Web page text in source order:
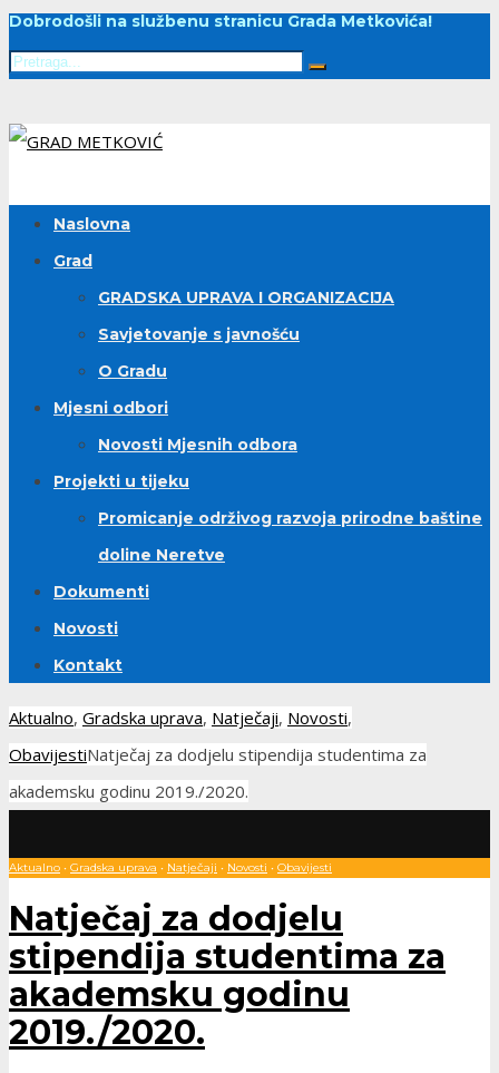
Dobrodošli na službenu stranicu Grada Metkovića!
Naslovna
Grad
GRADSKA UPRAVA I ORGANIZACIJA
Savjetovanje s javnošću
O Gradu
Mjesni odbori
Novosti Mjesnih odbora
Projekti u tijeku
Promicanje održivog razvoja prirodne baštine
doline Neretve
Dokumenti
Novosti
Kontakt
Aktualno, Gradska uprava, Natječaji, Novosti,
ObavijestiNatječaj za dodjelu stipendija studentima za
akademsku godinu 2019./2020.
Aktualno • Gradska uprava • Natječaji • Novosti • Obavijesti
Natječaj za dodjelu
stipendija studentima za
akademsku godinu
2019./2020.